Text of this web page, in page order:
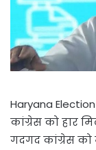
Haryana
कांग्रेस को हार
गदगद कांग्रेस को